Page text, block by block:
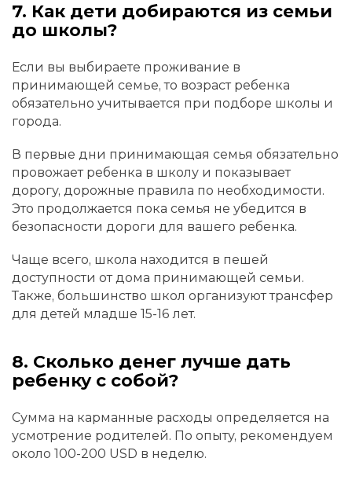
7. Как дети добираются из семьи
до школы?
Если вы выбираете проживание в
принимающей семье, то возраст ребенка
обязательно учитывается при подборе школы и
города.
В первые дни принимающая семья обязательно
провожает ребенка в школу и показывает
дорогу, дорожные правила по необходимости.
Это продолжается пока семья не убедится в
безопасности дороги для вашего ребенка.
Чаще всего, школа находится в пешей
доступности от дома принимающей семьи.
Также, большинство школ организуют трансфер
для детей младше 15-16 лет.
8. Сколько денег лучше дать
ребенку с собой?
Сумма на карманные расходы определяется на
усмотрение родителей. По опыту, рекомендуем
около 100-200 USD в неделю.